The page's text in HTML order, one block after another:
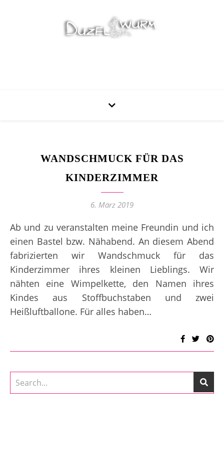
WANDSCHMUCK FÜR DAS
KINDERZIMMER
6. März 2019
Ab und zu veranstalten meine Freundin und ich
einen Bastel bzw. Nähabend. An diesem Abend
fabrizierten wir Wandschmuck für das
Kinderzimmer ihres kleinen Lieblings. Wir
nähten eine Wimpelkette, den Namen ihres
Kindes aus Stoffbuchstaben und zwei
Heißluftballone. Für alles haben…